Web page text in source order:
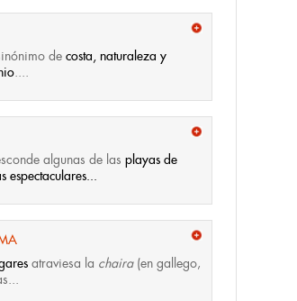
de costa, naturaleza y
....
algunas de las playas de
espectaculares...
atraviesa la chaira(en gallego,